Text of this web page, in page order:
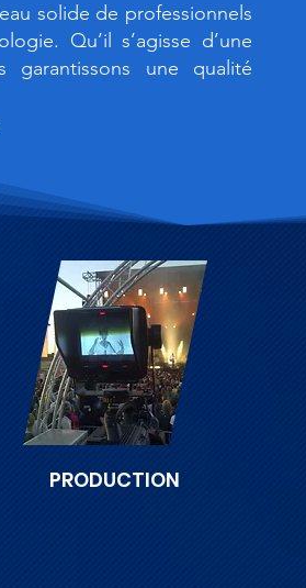
solide de professionnels
Qu’il s’agisse d’une
une qualité
PRODUCTION